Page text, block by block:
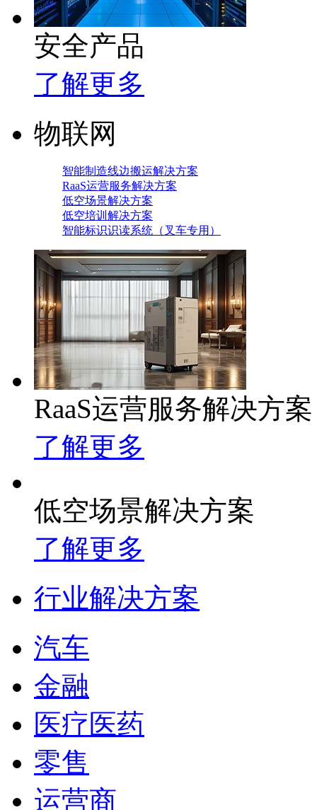
安全产品
了解更多
物联网
智能制造线边搬运解决方案
RaaS运营服务解决方案
低空场景解决方案
低空培训解决方案
智能标识识读系统（叉车专用）
RaaS运营服务解决方案
了解更多
低空场景解决方案
了解更多
行业解决方案
汽车
金融
医疗医药
零售
运营商